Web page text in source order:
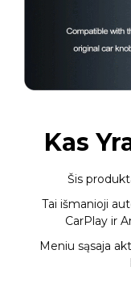
Kas
Šis
Tai išmanioji
CarPlay ir
Meniu sąsaja